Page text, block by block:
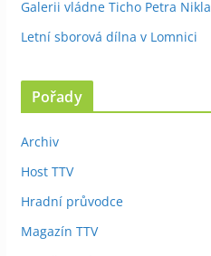
Galerii vládne Ticho Petra Nikla
Letní sborová dílna v Lomnici
Pořady
Archiv
Host TTV
Hradní průvodce
Magazín TTV